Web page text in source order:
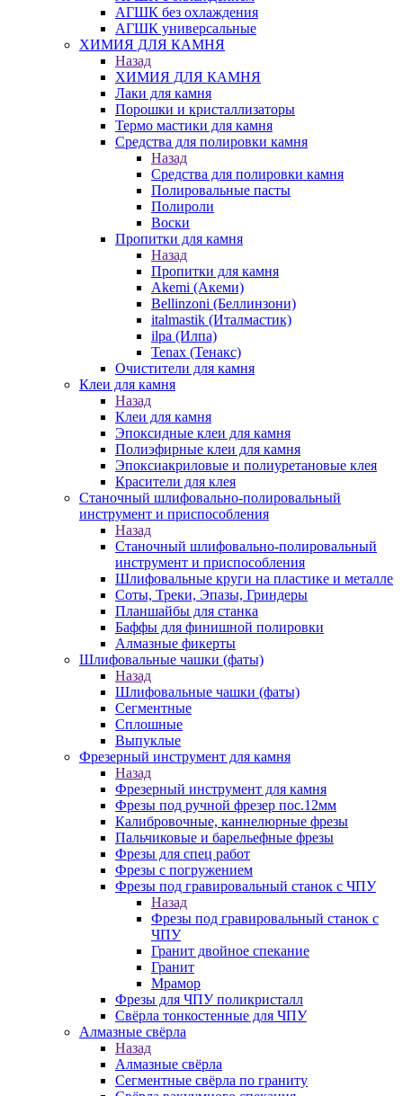
АГШК без охлаждения
АГШК универсальные
ХИМИЯ ДЛЯ КАМНЯ
Назад
ХИМИЯ ДЛЯ КАМНЯ
Лаки для камня
Порошки и кристаллизаторы
Термо мастики для камня
Средства для полировки камня
Назад
Средства для полировки камня
Полировальные пасты
Полироли
Воски
Пропитки для камня
Назад
Пропитки для камня
Akemi (Акеми)
Bellinzoni (Беллинзони)
italmastik (Италмастик)
ilpa (Илпа)
Tenax (Тенакс)
Очистители для камня
Клеи для камня
Назад
Клеи для камня
Эпоксидные клеи для камня
Полиэфирные клеи для камня
Эпоксиакриловые и полиуретановые клея
Красители для клея
Станочный шлифовально-полировальный
инструмент и приспособления
Назад
Станочный шлифовально-полировальный
инструмент и приспособления
Шлифовальные круги на пластике и металле
Соты, Треки, Эпазы, Гриндеры
Планшайбы для станка
Баффы для финишной полировки
Алмазные фикерты
Шлифовальные чашки (фаты)
Назад
Шлифовальные чашки (фаты)
Сегментные
Сплошные
Выпуклые
Фрезерный инструмент для камня
Назад
Фрезерный инструмент для камня
Фрезы под ручной фрезер пос.12мм
Калибровочные, каннелюрные фрезы
Пальчиковые и барельефные фрезы
Фрезы для спец работ
Фрезы с погружением
Фрезы под гравировальный станок с ЧПУ
Назад
Фрезы под гравировальный станок с
ЧПУ
Гранит двойное спекание
Гранит
Мрамор
Фрезы для ЧПУ поликристалл
Свёрла тонкостенные для ЧПУ
Алмазные свёрла
Назад
Алмазные свёрла
Сегментные свёрла по граниту